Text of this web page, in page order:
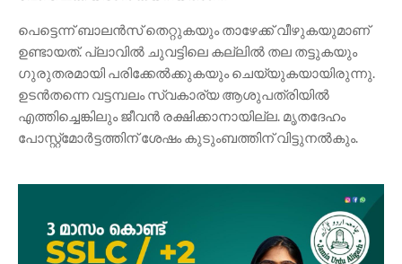
പെട്ടെന്ന് ബാലൻസ് തെറ്റുകയും താഴേക്ക് വീഴുകയുമാണ്
ഉണ്ടായത്. പ്ലാവിൽ ചുവട്ടിലെ കല്ലിൽ തല തട്ടുകയും
ഗുരുതരമായി പരിക്കേൽക്കുകയും ചെയ്യുകയായിരുന്നു.
ഉടൻതന്നെ വട്ടമ്പലം സ്വകാര്യ ആശുപത്രിയിൽ
എത്തിച്ചെങ്കിലും ജീവൻ രക്ഷിക്കാനായില്ല. മൃതദേഹം
പോസ്റ്റ്മോർട്ടത്തിന് ശേഷം കുടുംബത്തിന് വിട്ടുനൽകും.